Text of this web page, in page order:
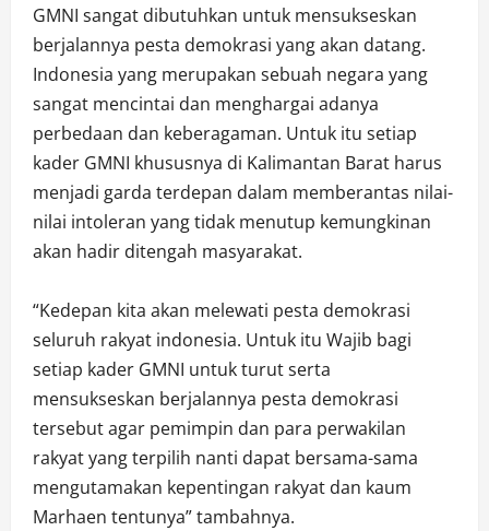
GMNI sangat dibutuhkan untuk mensukseskan
berjalannya pesta demokrasi yang akan datang.
Indonesia yang merupakan sebuah negara yang
sangat mencintai dan menghargai adanya
perbedaan dan keberagaman. Untuk itu setiap
kader GMNI khususnya di Kalimantan Barat harus
menjadi garda terdepan dalam memberantas nilai-
nilai intoleran yang tidak menutup kemungkinan
akan hadir ditengah masyarakat.
“Kedepan kita akan melewati pesta demokrasi
seluruh rakyat indonesia. Untuk itu Wajib bagi
setiap kader GMNI untuk turut serta
mensukseskan berjalannya pesta demokrasi
tersebut agar pemimpin dan para perwakilan
rakyat yang terpilih nanti dapat bersama-sama
mengutamakan kepentingan rakyat dan kaum
Marhaen tentunya” tambahnya.